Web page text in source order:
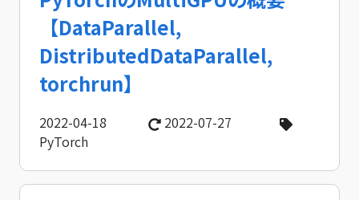
【DataParallel,
DistributedDataParallel,
torchrun】
2022-04-18
2022-07-27
PyTorch